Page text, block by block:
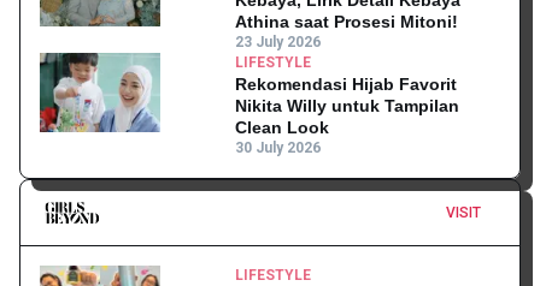
Athina saat Prosesi Mitoni!
23 July 2026
LIFESTYLE
Rekomendasi Hijab Favorit
Nikita Willy untuk Tampilan
Clean Look
30 July 2026
VISIT
LIFESTYLE